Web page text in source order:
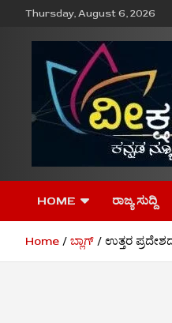
content
Thursday, August 6, 2026
ವೀಕ್ಷಕವಾಣಿ
HOME ರಾಜ್ಯ ಸುದ್ದಿ
Home ಬ್ಲಾಗ್ ಉತ್ತರ